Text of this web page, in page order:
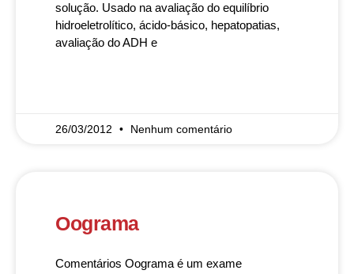
solução. Usado na avaliação do equilíbrio
hidroeletrolítico, ácido-básico, hepatopatias,
avaliação do ADH e
26/03/2012 Nenhum comentário
Oograma
Comentários Oograma é um exame